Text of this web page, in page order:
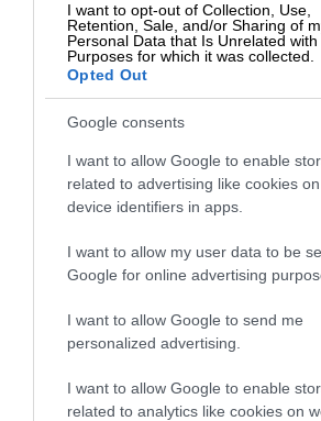
I want to opt-out of Collection, Use,
Retention, Sale, and/or Sharing of
Personal Data that Is Unrelated
Purposes for which it was collected.
Opted Out
Google consents
I want to allow Google to enable
related to advertising like cookies
device identifiers in apps.
I want to allow my user data to be
Google for online advertising
I want to allow Google to send me
personalized advertising.
I want to allow Google to enable
related to analytics like cookies on